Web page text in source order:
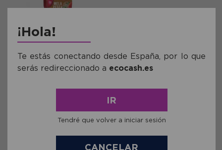
Pure de Manzana Melocotón y
Mango Doypack Frulla Bio
1,23€
comprar
¡Hola!
Te estás conectando desde España, por lo que
serás redireccionado a ecocash.es
IR
Tendré que volver a iniciar sesión
CANCELAR